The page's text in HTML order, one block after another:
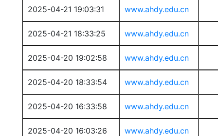
2025-04-21 19:03:31 www.ahdy.edu.cn
2025-04-21 18:33:25 www.ahdy.edu.cn
2025-04-20 19:02:58 www.ahdy.edu.cn
2025-04-20 18:33:54 www.ahdy.edu.cn
2025-04-20 16:33:58 www.ahdy.edu.cn
2025-04-20 16:03:26 www.ahdy.edu.cn